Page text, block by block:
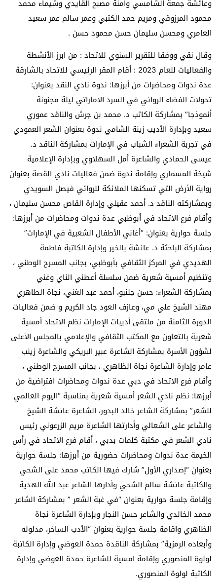
وعائشة جمعة الشامسي وآمنة مصبح القايدي وشيماء محمد
محمود المرزوقي ومريم حمد الكتبي وعمر سالم عمر سعيد
العامري ومحسن سليمان حسن محمود حسن .
وقال نقي ووفقا للتقرير السنوي للاتحاد : من ابرز الأنشطة
والفعاليات للعام 2023 : أقام المقر الرئيسي للاتحاد بالشارقة
عدة ندوات ومحاضرات من أبرزها: ندوة نادي النقد بعنوان:
تحولات الفضاء الروائي في السرد الاماراتي ليلة مجنونة
أنموذجا” بمشاركة الكاتب د. محمد بن جرش والناقد عموري
سعيد وبإدارة الأديب زينة الشامي ندوة بعنوان الشعر العمودي
في تجربة الشعراء الشباب في الإمارات بمشاركة الناقد د.
عيسى الحمادي والشاعرة أمل السهلاوي وبإدارة الإعلامية
شيخة المسماري وإقامة ندوة ضمن فعاليات نادي القصة بعنوان
رواية الأرض التي تسكنها الملائكة للروائي فيصل السويدي
وبمشاركته الناقد د. أحمد عقيلي وإدارة القاص محسن سليمان ،
وأقام فرع الاتحاد في أبوظبي عدة ندوات ومحاضرات من أبرزها:
جلسة حوارية بعنوان: “أغاني الأطفال الشعبية في الإمارات”
بمشاركة الباحثة د. عائشة بالخير وإدارة الكاتبة فاطمة
الهديدي في المركز الثقافي بأبوظبي، بجانب المسرح الوطني ،
وتنظيم أمسية شعرية ضمن سلسلة أعطني الناي وغني
بمشاركة الشعراء: حسن جلنبو، أحمد عبد الغني، نجاة الطاهري
مهند الشيخ علي مي، وعازف العود جاد الكريم و ضمن فعاليات
الدورة الثامنة من ملتقى أديبات الإمارات نظم الاتحاد أمسية
شعرية بالتعاون مع المكتب الثقافي والإعلامي بالمجلس الأعلى
لشؤون الأسرة بمشاركة الشاعرة عبير البريكي والشاعرة زينب
عامر وإدارة الشاعرة نجاة الظاهري ، بجانب المسرح الوطني ،
وأقام فرع الاتحاد في دبي عدة ندوات ومحاضرات افتراضية من
أبرزها: نظم نادي الشعر أمسية شعرية بمناسبة “اليوم العالمي
للشعر” بمشاركة الشاعر خالد البدور، الشاعرة عائشة الشيخ
والشاعر على الشعالي وأدارتها الشاعرة مريم الزرعوني رئيس
نادي الشعر في مكتبة كلمات بدبي ، أقام فرع الاتحاد في رأس
الخيمة عدة ندوات ومحاضرات حضورية من أبرزها: جلسة حوارية
بعنوان “إصداري الأول” شارك فيها الكاتب محمد على الشحي
والكاتبة عائشة سالم الشحي وأدارها الشاعر عبد الله الهدية
وإقامة جلسة حوارية بعنوان “في غبة الشعر ” بمشاركة الشاعر
محمد الخالدي والشاعر حسن النجار وبإدارة الشاعرة نجاة
الظاهري واقامة جلسة حوارية بعنوان “الأدب الساخر، مدلوله
وأبعاده الرمزية” بمشاركة الناقدة حمدة العوضي وإدارة الكاتبة
لولوة المنصوري وإقامة امسية للشاعرة حمدة العوضي وإدارة
الكاتبة لولوة المنصوري.